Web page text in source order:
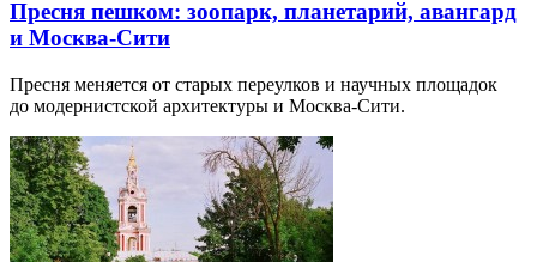
Пресня пешком: зоопарк, планетарий, авангард
и Москва-Сити
Пресня меняется от старых переулков и научных площадок
до модернистской архитектуры и Москва-Сити.